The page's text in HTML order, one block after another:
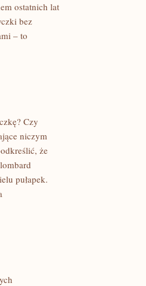
ostatnich lat
bez
– to
Czy
niczym
że
pułapek.